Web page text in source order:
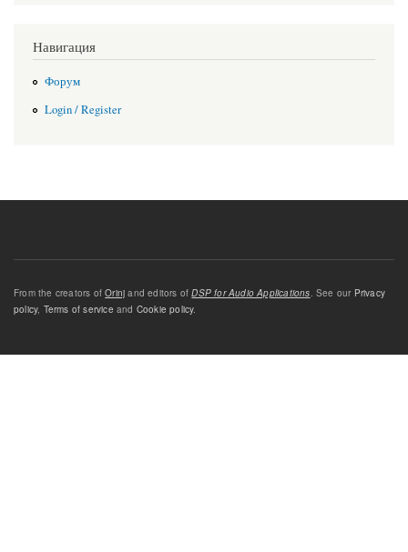
Навигация
Форум
Login / Register
From the creators ofOrinj and editors ofDSP for Audio Applications. See our Privacy
policy, Terms of service and Cookie policy.